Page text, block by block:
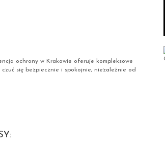
ochrony w Krakowie oferuje kompleksowe
się bezpiecznie i spokojnie, niezależnie od